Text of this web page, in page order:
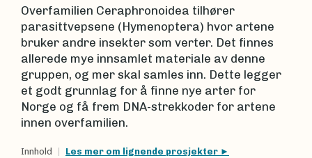
Overfamilien Ceraphronoidea tilhører
parasittvepsene (Hymenoptera) hvor artene
bruker andre insekter som verter. Det finnes
allerede mye innsamlet materiale av denne
gruppen, og mer skal samles inn. Dette legger
et godt grunnlag for å finne nye arter for
Norge og få frem DNA-strekkoder for artene
innen overfamilien.
Innhold
Les mer om lignende prosjekter